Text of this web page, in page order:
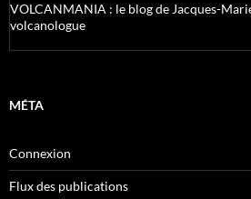
VOLCANMANIA : le blog de Jacques-
volcanologue
MÉTA
Connexion
Flux des publications